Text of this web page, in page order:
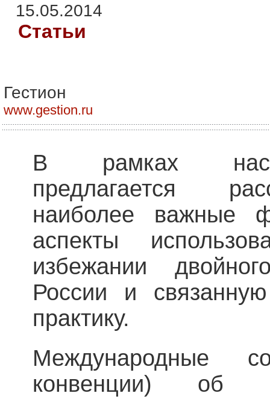
15.05.2014
Статьи
Гестион
www.gestion.ru
В рамках
предлагается
наиболее важные
аспекты
избежании
России и
практику.
Международные
конвенции) об